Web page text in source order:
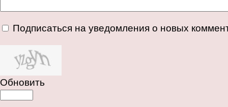
Подписаться на уведомления о новых
Обновить